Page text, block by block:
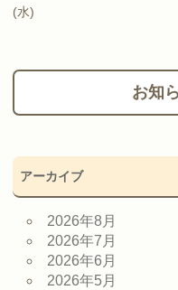
(水)
お知
アーカイブ
2026年8月
2026年7月
2026年6月
2026年5月